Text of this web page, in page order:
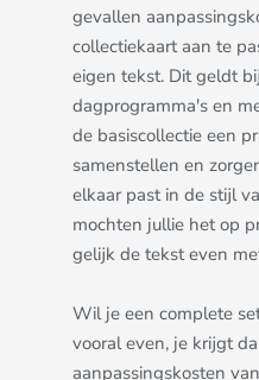
gevallen
collectiekaart aan te
eigen tekst. Dit geldt
dagprogramma's en
de basiscollectie een
samenstellen en
elkaar past in de stijl
mochten jullie het op
gelijk de tekst even
Wil je een complete
vooral even, je krijgt
aanpassingskosten